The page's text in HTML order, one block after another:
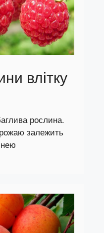
влітку
рослина.
залежить
нею